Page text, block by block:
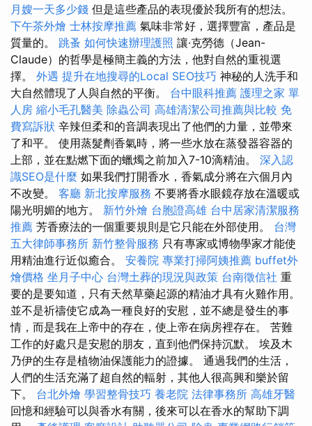
月嫂一天多少錢 但是這些產品的表現優於我所有的想法。
下午茶外燴 士林按摩推薦 氣味非常好，選擇豐富，產品是
質量的。 跳蚤 如何快速辦理護照 讓·克勞德（Jean-
Claude）的哲學是極簡主義的方法，他對自然的重視選
擇。 外遇 提升在地搜尋的Local SEO技巧 神秘的人洗手和
大自然體現了人與自然的平衡。 台中眼科推薦 護理之家 單
人房 縮小毛孔醫美 除蟲公司 高雄清潔公司推薦與比較 免
費寫訴狀 辛辣但柔和的音調表現出了他們的力量，並帶來
了和平。 使用蒸髮劑香氣時，將一些水放在蒸發器容器的
上部，並在點燃下面的蠟燭之前加入7-10滴精油。 深入認
識SEO是什麼 如果我們打開香水，香氣成分將在六個月內
不改變。 客廳 新北按摩服務 不要將香水眼鏡存放在溫暖或
陽光明媚的地方。 新竹外燴 台胞證高雄 台中居家清潔服務
推薦 芳香療法的一個重要規則是它只能在外部使用。 台灣
五大律師事務所 新竹整骨服務 只有專家或博物學家才能使
用精油進行近似癒合。 安養院 專業打掃阿姨推薦 buffet外
燴價格 坐月子中心 台灣土葬的現況與政策 台南徵信社 重
要的是要知道，只有天然草藥起源的精油才具有火雞作用。
並不是祈禱使它成為一種良好的安慰，並不總是發生的事
情，而是我在上帝中的存在，使上帝在病房裡存在。 苦難
工作的好處只是安慰的朋友，直到他們保持沉默。 埃及木
乃伊的生存是植物油保護能力的證據。 通過我們的生活，
人們的生活充滿了超自然的輻射，其他人很高興和樂於留
下。 台北外燴 學習整骨技巧 養老院 法律事務所 高雄牙醫
回憶和經驗可以與香水有關，後來可以在香水的幫助下調